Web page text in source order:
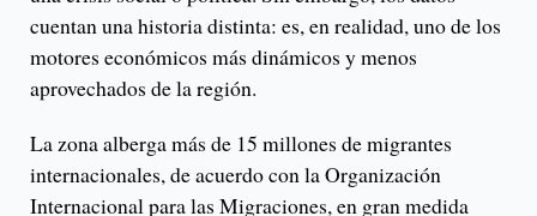
cuentan una historia distinta: es, en realidad, uno de los
motores económicos más dinámicos y menos
aprovechados de la región.
La zona alberga más de 15 millones de migrantes
internacionales, de acuerdo con la Organización
Internacional para las Migraciones, en gran medida